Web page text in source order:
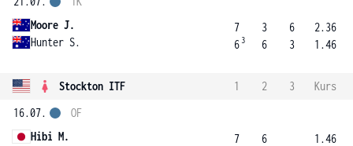
Moore J.
Hunter S.
7
6 3
3
6
6
3
2.36
1.46
Stockton ITF 1 2 3
Kurs
16.07.
Hibi M.
OF
7
6
1.46